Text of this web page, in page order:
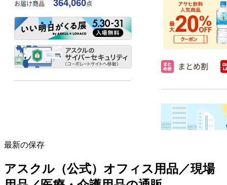
最新の保存
アスクル（公式）オフィス用品／現場